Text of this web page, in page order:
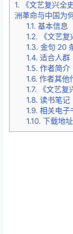
1. 《文艺复兴全
洲革命与中国为
1.1. 基本信息
1.2. 《文艺
1.3. 金句 20
1.4. 适合人群
1.5. 作者简介
1.6. 作者其他
1.7. 《文艺复
1.8. 读书笔记
1.9. 相关电子
1.10. 下载地址